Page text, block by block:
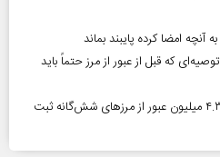
آنچه امضا کرده پایبند بماند
بازگشت زائران اربعین آغاز شد؛ ۱۰ توصیه‌ای که قبل از عبور از مرز حتماً باید
رکورد تردد زائران اربعین؛ بیش از ۴.۳ میلیون عبور از مرزهای شش‌گانه ثبت